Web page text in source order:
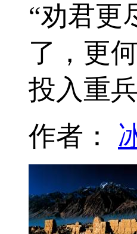
“劝君更
了，更
投入重
作者：